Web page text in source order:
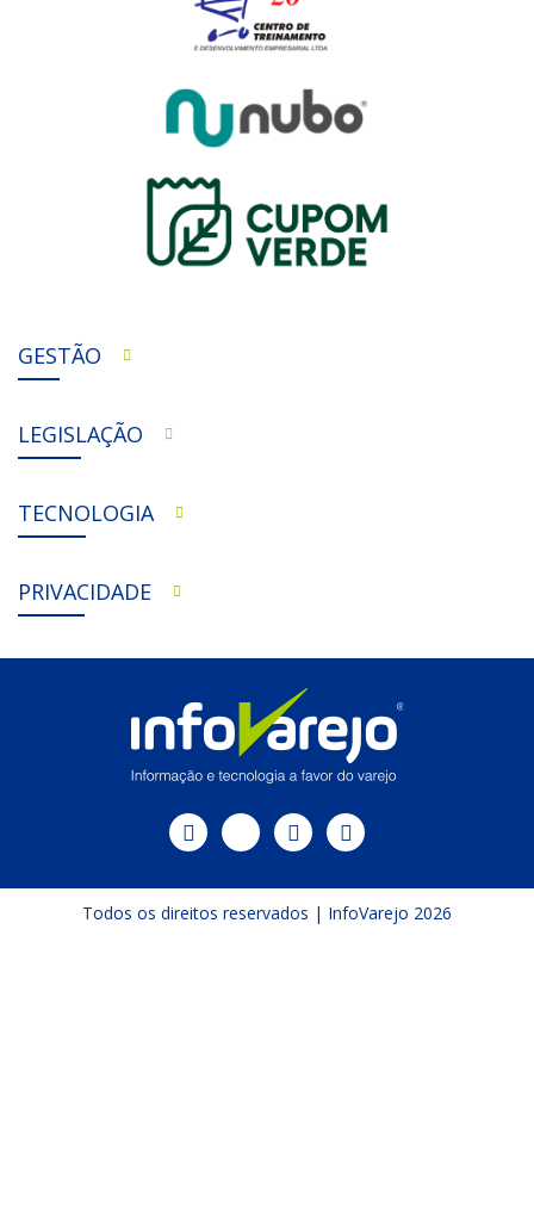
GESTÃO
LEGISLAÇÃO
TECNOLOGIA
PRIVACIDADE
Todos os direitos reservados | InfoVarejo 2026